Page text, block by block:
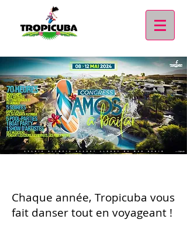
Chaque année, Tropicuba vous
fait danser tout en voyageant !